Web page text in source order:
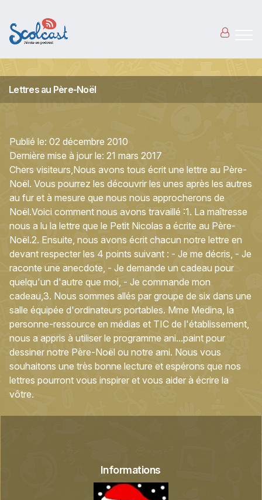
Lettres au Père-Noël
Publié le: 02 décembre 2010
Dernière mise à jour le: 21 mars 2017
Chers visiteurs,Nous avons tous écrit une lettre au Père-
Noël. Vous pourrez les découvrir les unes après les autres
au fur et à mesure que nous nous approcherons de
Noël.Voici comment nous avons travaillé :1. La maîtresse
nous a lu la lettre que le Petit Nicolas a écrite au Père-
Noël.2. Ensuite, nous avons écrit chacun notre lettre en
devant respecter les 4 points suivant : - Je me décris, - Je
raconte une anecdote, - Je demande un cadeau pour
quelqu'un d'autre que moi, - Je commande mon
cadeau,3. Nous sommes allés par groupe de six dans une
salle équipée d'ordinateurs portables. Mme Medina, la
personne-ressource en médias et TIC de l'établissement,
nous a appris à utiliser le programme ani...paint pour
dessiner notre Père-Noël ou notre ami. Nous vous
souhaitons une très bonne lecture et espérons que nos
lettres pourront vous inspirer et vous aider à écrire la
vôtre.
Informations